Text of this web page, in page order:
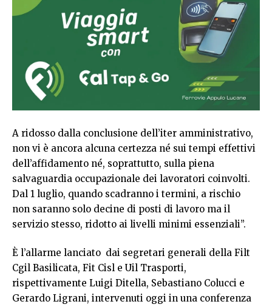
A ridosso dalla conclusione dell’iter amministrativo,
non vi è ancora alcuna certezza né sui tempi effettivi
dell’affidamento né, soprattutto, sulla piena
salvaguardia occupazionale dei lavoratori coinvolti.
Dal 1 luglio, quando scadranno i termini, a rischio
non saranno solo decine di posti di lavoro ma il
servizio stesso, ridotto ai livelli minimi essenziali”.
È l’allarme lanciato dai segretari generali della Filt
Cgil Basilicata, Fit Cisl e Uil Trasporti,
rispettivamente Luigi Ditella, Sebastiano Colucci e
Gerardo Ligrani, intervenuti oggi in una conferenza